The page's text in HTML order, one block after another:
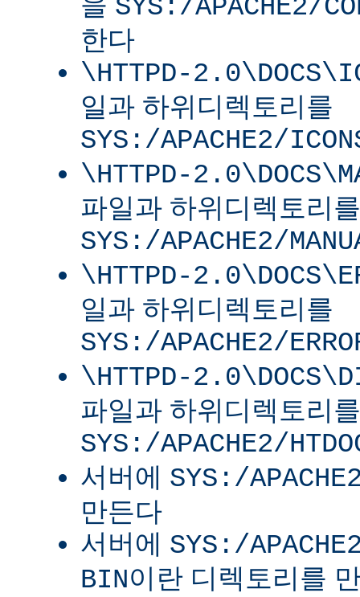
SYS:/APACHE2/
한다
\HTTPD-
일과 하위디렉토리를
SYS:/APACHE2/
\HTTPD-
파일과 하위디렉토리를
SYS:/APACHE2/
\HTTPD-
일과 하위디렉토리를
SYS:/APACHE2/
\HTTPD-
파일과 하위디렉토리를
SYS:/APACHE2/
서버에 SYS:/
만든다
서버에 SYS:/
BIN이란 디렉토리를